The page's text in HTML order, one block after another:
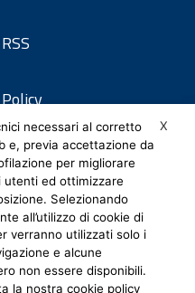
privacy
Policy
X
necessari al corretto
e, previa accettazione da
per migliorare
utenti ed ottimizzare
Selezionando
all’utilizzo di cookie di
verranno utilizzati solo i
e alcune
non essere disponibili.
la nostra cookie policy